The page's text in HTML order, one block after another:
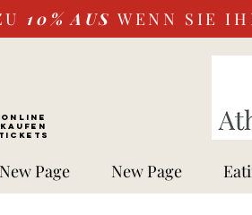
10% AUS WENN SIE
ONLINE
kaufen
Tickets
New Page New Page